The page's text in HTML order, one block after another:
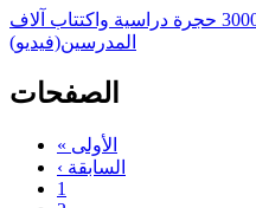
الوزير الأول: تم بناء 3000 حجرة دراسية واكتتاب آلاف
المدرسين(فيديو)
الصفحات
« الأولى
‹ السابقة
1